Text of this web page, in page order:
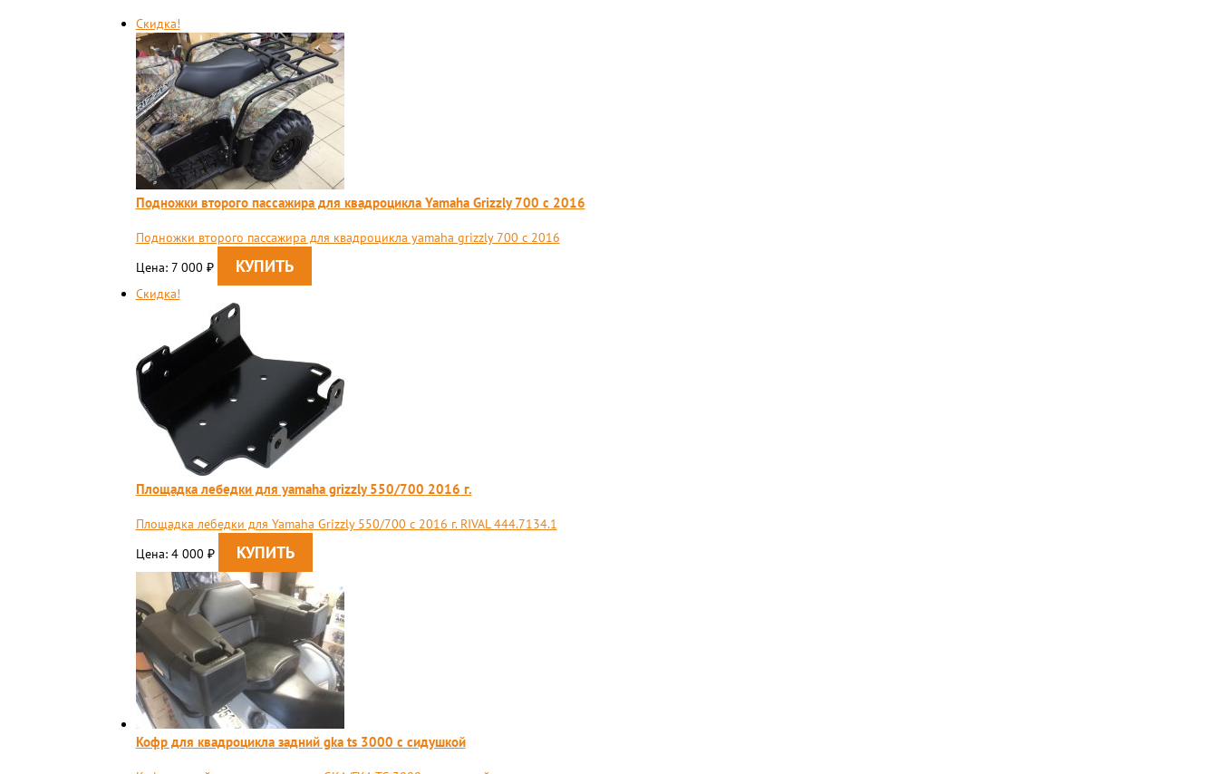
Скидка!
Подножки второго пассажира для квадроцикла Yamaha Grizzly 700 c 2016
Подножки второго пассажира для квадроцикла yamaha grizzly 700 c 2016
Цена: 7 000 ₽
Скидка!
Площадка лебедки для yamaha grizzly 550/700 2016 г.
Площадка лебедки для Yamaha Grizzly 550/700 с 2016 г. RIVAL 444.7134.1
Цена: 4 000 ₽
Кофр для квадроцикла задний gka ts 3000 с сидушкой